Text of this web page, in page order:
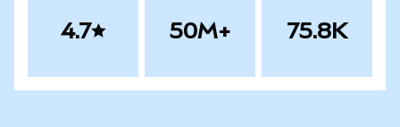
4.7 50M+ 75.8K